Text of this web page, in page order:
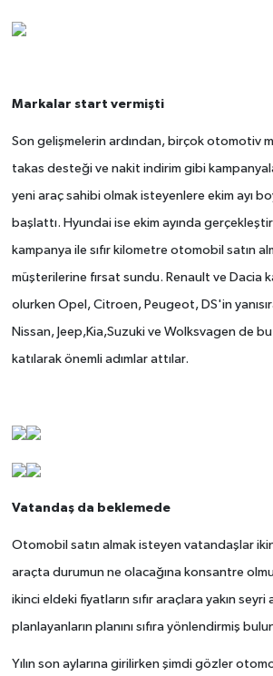
Markalar start vermişti
Son gelişmelerin ardından, birçok otomotiv
takas desteği ve nakit indirim gibi
yeni araç sahibi olmak isteyenlere ekim ayı
başlattı. Hyundai ise ekim ayında
kampanya ile sıfır kilometre otomobil satın
müşterilerine fırsat sundu. Renault ve Dacia
olurken Opel, Citroen, Peugeot, DS'in
Nissan, Jeep,Kia,Suzuki ve Wolksvagen de
katılarak önemli adımlar attılar.
Vatandaş da beklemede
Otomobil satın almak isteyen vatandaşlar
araçta durumun ne olacağına konsantre
ikinci eldeki fiyatların sıfır araçlara yakın seyri
planlayanların planını sıfıra yönlendirmiş
Yılın son aylarına girilirken şimdi gözler